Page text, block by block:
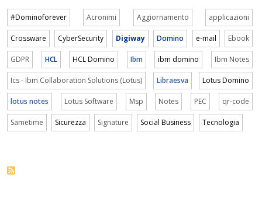
#Dominoforever Acronimi Aggiornamento applicazioni
Crossware CyberSecurity Digiway Domino e-mail Ebook
GDPR HCL HCL Domino Ibm ibm domino Ibm Notes
Ics - Ibm Collaboration Solutions (Lotus) Libraesva Lotus Domino
lotus notes Lotus Software Msp Notes PEC qr-code
Sametime Sicurezza Signature Social Business Tecnologia